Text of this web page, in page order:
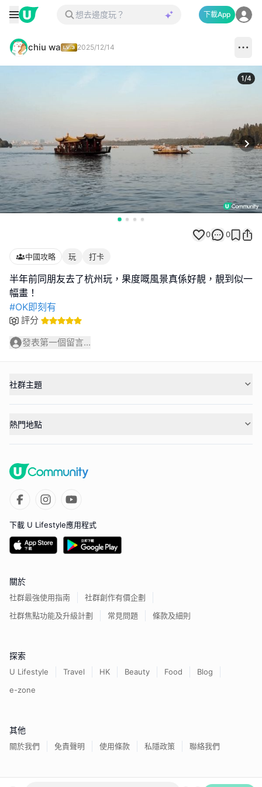
下載App
chiu wa 2025/12/14
1/4
0 0
中國攻略 玩 打卡
半年前同朋友去了杭州玩，果度嘅風景真係好靚，靚到似一
#OK即刻有
評分
發表第一個留言...
社群主題
熱門地點
下載 U Lifestyle應用程式
關於
社群最強使用指南
社群創作有價企劃
社群焦點功能及升級計劃
常見問題 條款及細則
探索
U Lifestyle Travel HK Beauty Food
Blog
e-zone
其他
關於我們 免責聲明 使用條款 私隱政策 聯絡我們